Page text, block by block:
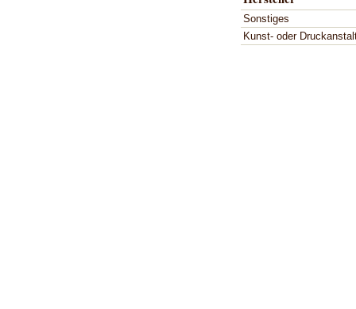
Sonstiges
Kunst- oder